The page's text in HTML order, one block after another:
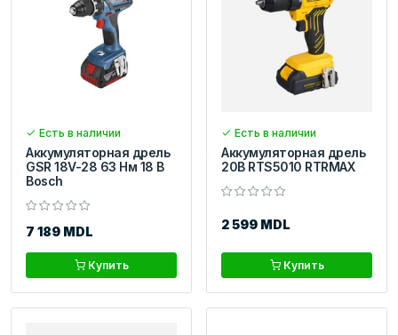
Есть в наличии
Аккумуляторная дрель
GSR 18V-28 63 Нм 18 В
Bosch
7 189 MDL
Купить
Есть в наличии
Аккумуляторная дрель
20В RTS5010 RTRMAX
2 599 MDL
Купить